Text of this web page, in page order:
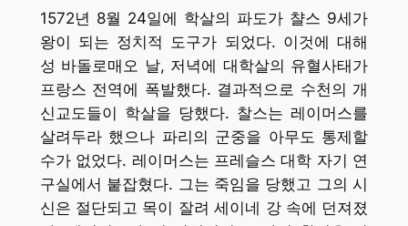
1572년 8월 24일에 학살의 파도가 챨스 9세가
왕이 되는 정치적 도구가 되었다. 이것에 대해
성 바돌로매오 날, 저녁에 대학살의 유혈사태가
프랑스 전역에 폭발했다. 결과적으로 수천의 개
신교도들이 학살을 당했다. 찰스는 레이머스를
살려두라 했으나 파리의 군중을 아무도 통제할
수가 없었다. 레이머스는 프레슬스 대학 자기 연
구실에서 붙잡혔다. 그는 죽임을 당했고 그의 시
신은 절단되고 목이 잘려 세이네 강 속에 던져졌